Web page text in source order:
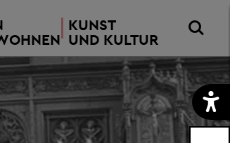
KUNST
UND KULTUR